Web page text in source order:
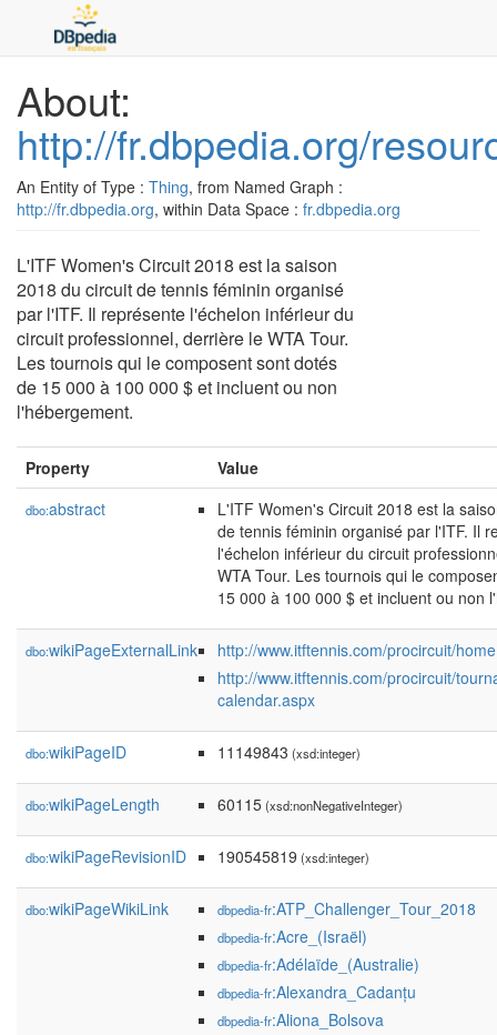
About:
http://fr.dbpedia.org/
An Entity of Type : Thing, from Named Graph :
http://fr.dbpedia.org, within Data Space : fr.dbpedia.org
L'ITF Women's Circuit 2018 est la saison
2018 du circuit de tennis féminin organisé
par l'ITF. Il représente l'échelon inférieur du
circuit professionnel, derrière le WTA Tour.
Les tournois qui le composent sont dotés
de 15 000 à 100 000 $ et incluent ou non
l'hébergement.
Property Value
dbo:abstract
L'ITF Women's Circuit 2018 est la
de tennis féminin organisé par l'ITF. Il
l'échelon inférieur du circuit
WTA Tour. Les tournois qui le
15 000 à 100 000 $ et incluent ou non
dbo:wikiPageExternalLink
http://www.itftennis.com/procircuit/
http://www.itftennis.com/procircuit/
calendar.aspx
dbo:wikiPageID 11149843 (xsd:integer)
dbo:wikiPageLength 60115(xsd:nonNegativeInteger)
dbo:wikiPageRevisionID 190545819 (xsd:integer)
dbo:wikiPageWikiLink dbpedia-fr:ATP_Challenger_Tour_2018
dbpedia-fr:Acre_(Israël)
dbpedia-fr:Adélaïde_(Australie)
dbpedia-fr:Alexandra_Cadanțu
dbpedia-fr:Aliona_Bolsova